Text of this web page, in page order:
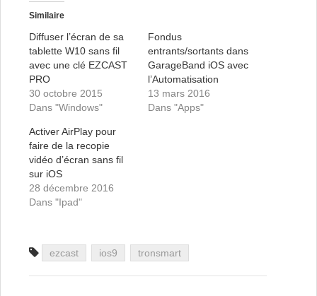
Similaire
Diffuser l’écran de sa
tablette W10 sans fil
avec une clé EZCAST
PRO
30 octobre 2015
Dans "Windows"
Fondus
entrants/sortants dans
GarageBand iOS avec
l’Automatisation
13 mars 2016
Dans "Apps"
Activer AirPlay pour
faire de la recopie
vidéo d’écran sans fil
sur iOS
28 décembre 2016
Dans "Ipad"
ezcast ios9 tronsmart